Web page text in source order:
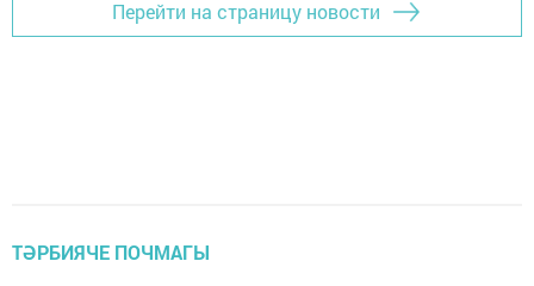
Перейти на страницу новости
ТӘРБИЯЧЕ ПОЧМАГЫ